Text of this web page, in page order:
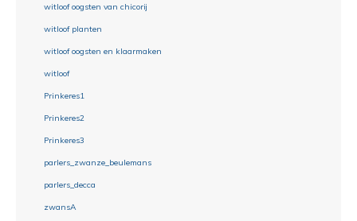
witloof oogsten van chicorij
witloof planten
witloof oogsten en klaarmaken
witloof
Prinkeres1
Prinkeres2
Prinkeres3
parlers_zwanze_beulemans
parlers_decca
zwansA